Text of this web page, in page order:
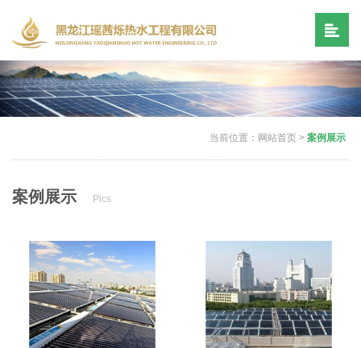
当前位置： 网站首页 > 案例展示
案例展示 Pics